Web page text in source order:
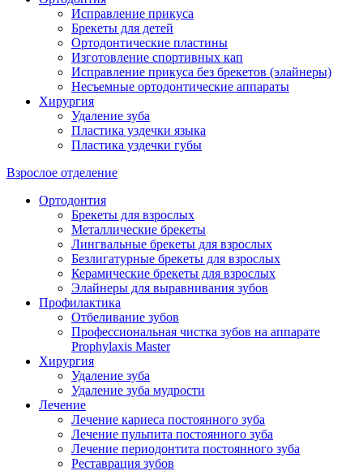
Исправление прикуса
Брекеты для детей
Ортодонтические пластины
Изготовление спортивных кап
Исправление прикуса без брекетов (элайнеры)
Несъемные ортодонтические аппараты
Хирургия
Удаление зуба
Пластика уздечки языка
Пластика уздечки губы
Взрослое отделение
Ортодонтия
Брекеты для взрослых
Металлические брекеты
Лингвальные брекеты для взрослых
Безлигатурные брекеты для взрослых
Керамические брекеты для взрослых
Элайнеры для выравнивания зубов
Профилактика
Отбеливание зубов
Профессиональная чистка зубов на аппарате
Prophylaxis Master
Хирургия
Удаление зуба
Удаление зуба мудрости
Лечение
Лечение кариеса постоянного зуба
Лечение пульпита постоянного зуба
Лечение периодонтита постоянного зуба
Реставрация зубов